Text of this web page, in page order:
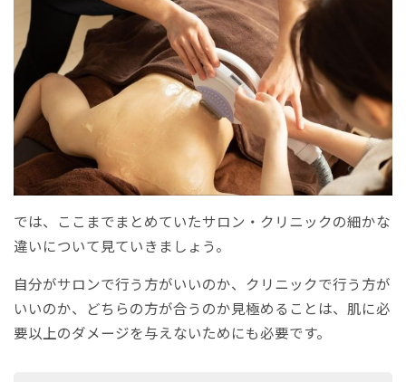
では、ここまでまとめていたサロン・クリニックの細かな
違いについて見ていきましょう。
自分がサロンで行う方がいいのか、クリニックで行う方が
いいのか、どちらの方が合うのか見極めることは、肌に必
要以上のダメージを与えないためにも必要です。